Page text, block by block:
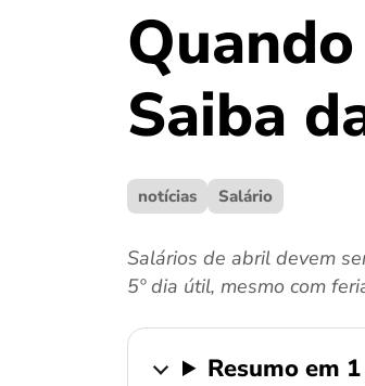
Saiba
notícias Salário
Salários de abril devem
5º dia útil, mesmo com
Resumo em